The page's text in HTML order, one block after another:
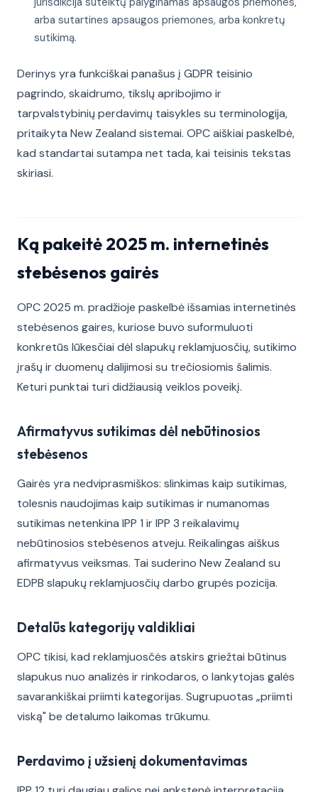
arba sutartines apsaugos priemones, arba konkretų
sutikimą.
Derinys yra funkciškai panašus į GDPR teisinio
pagrindo, skaidrumo, tikslų apribojimo ir
tarpvalstybinių perdavimų taisykles su terminologija,
pritaikyta New Zealand sistemai. OPC aiškiai paskelbė,
kad standartai sutampa net tada, kai teisinis tekstas
skiriasi.
Ką pakeitė 2025 m. internetinės
stebėsenos gairės
OPC 2025 m. pradžioje paskelbė išsamias internetinės
stebėsenos gaires, kuriose buvo suformuluoti
konkretūs lūkesčiai dėl slapukų reklamjuosčių, sutikimo
įrašų ir duomenų dalijimosi su trečiosiomis šalimis.
Keturi punktai turi didžiausią veiklos poveikį.
Afirmatyvus sutikimas dėl nebūtinosios
stebėsenos
Gairės yra nedviprasmiškos: slinkimas kaip sutikimas,
tolesnis naudojimas kaip sutikimas ir numanomas
sutikimas netenkina IPP 1 ir IPP 3 reikalavimų
nebūtinosios stebėsenos atveju. Reikalingas aiškus
afirmatyvus veiksmas. Tai suderino New Zealand su
EDPB slapukų reklamjuosčių darbo grupės pozicija.
Detalūs kategorijų valdikliai
OPC tikisi, kad reklamjuosčės atskirs griežtai būtinus
slapukus nuo analizės ir rinkodaros, o lankytojas galės
savarankiškai priimti kategorijas. Sugrupuotas „priimti
viską" be detalumo laikomas trūkumu.
Perdavimo į užsienį dokumentavimas